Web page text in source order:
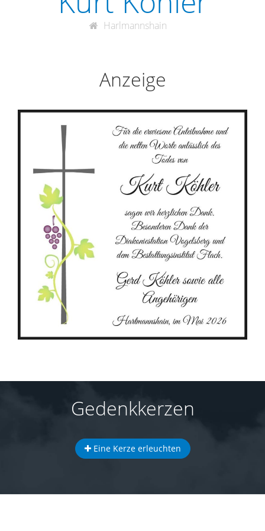
Harlmannshain
Anzeige
Gedenkkerzen
Eine Kerze erleuchten